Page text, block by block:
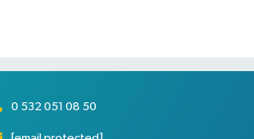
0 532 051 08 50